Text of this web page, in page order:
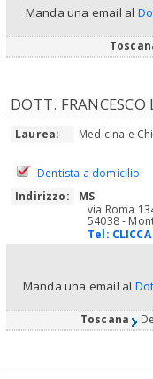
Manda una email al
DOTT. FRANCESCO
Laurea: Medicina e
Dentista a domicilio
Indirizzo:
MS:
via Roma
54038 -
Tel:
Manda una email al
Toscana